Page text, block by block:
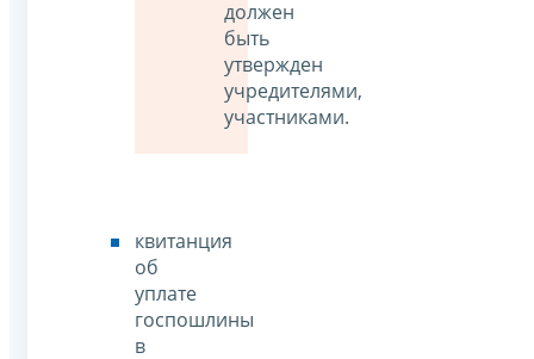
должен
быть
утвержден
учредителями,
участниками.
квитанция
об
уплате
госпошлины
в